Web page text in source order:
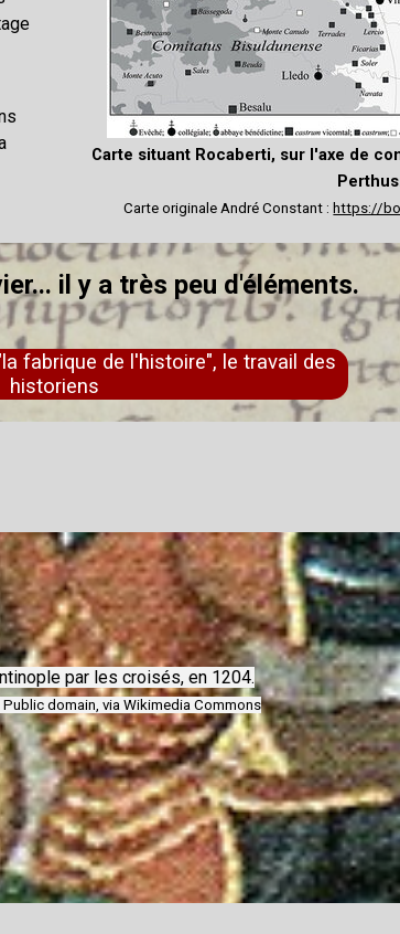
Carte situant Rocaberti, sur l'axe de
Carte originale André Constant : https://
il y a très peu d'éléments.
fabrique de l'histoire", le travail des
historiens
par les croisés, en 1204.
domain, via Wikimedia Commons